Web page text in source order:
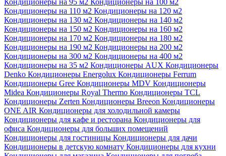
Кондиционеры на 95 м2 Кондиционеры на 100 м2
Кондиционеры на 110 м2 Кондиционеры на 120 м2
Кондиционеры на 130 м2 Кондиционеры на 140 м2
Кондиционеры на 150 м2 Кондиционеры на 160 м2
Кондиционеры на 170 м2 Кондиционеры на 180 м2
Кондиционеры на 190 м2 Кондиционеры на 200 м2
Кондиционеры на 300 м2 Кондиционеры на 400 м2
Кондиционеры на 35 м2 Кондиционеры AUX Кондиционеры
Denko Кондиционеры Energolux Кондиционеры Ferrum
Кондиционеры Gree Кондиционеры MDV Кондиционеры
Midea Кондиционеры Royal Thermo Кондиционеры TCL
Кондиционеры Zerten Кондиционеры Breeon Кондиционеры
ONE AIR Кондиционеры для холодильной камеры
Кондиционеры для кафе и ресторана Кондиционеры для
офиса Кондиционеры для больших помещений
Кондиционеры для гостиницы Кондиционеры для дачи
Кондиционеры в детскую комнату Кондиционеры для кухни